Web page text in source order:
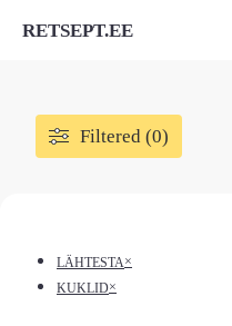
RETSEPT.EE
Filtered (0)
LÄHTESTA×
KUKLID×